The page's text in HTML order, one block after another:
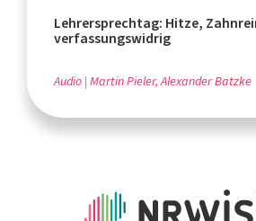
Lehrersprechtag: Hitze,
verfassungswidrig
Audio Martin Pieler, Alexander Batzke